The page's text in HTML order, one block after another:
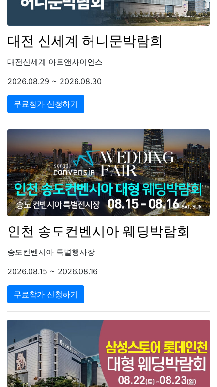
대전 신세계 허니문박람회
대전신세계 아트앤사이언스
2026.08.29 ~ 2026.08.30
무료참가 신청하기
인천 송도컨벤시아 웨딩박람회
송도컨벤시아 특별행사장
2026.08.15 ~ 2026.08.16
무료참가 신청하기